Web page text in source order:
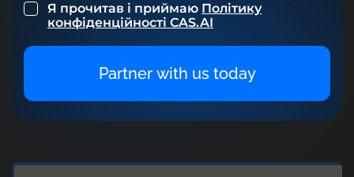
Я прочитав і приймаю Політику
конфіденційності CAS.AI
Partner with us today